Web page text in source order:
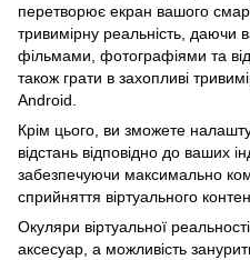
перетворює екран вашого
тривимірну реальність, даючи
фільмами, фотографіями та
також грати в захопливі
Android.
Крім цього, ви зможете
відстань відповідно до ваших
забезпечуючи максимально
сприйняття віртуального
Окуляри віртуальної
аксесуар, а можливість